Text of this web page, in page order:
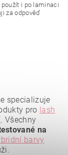
použít i po laminaci
za odpověď
specializuje
pro lash
. Všechny
na
barvy